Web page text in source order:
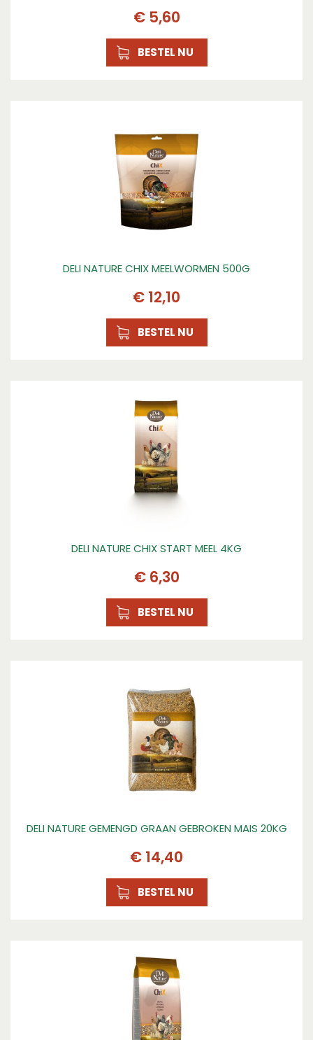
€ 5,60
BESTEL NU
DELI NATURE CHIX MEELWORMEN 500G
€ 12,10
BESTEL NU
DELI NATURE CHIX START MEEL 4KG
€ 6,30
BESTEL NU
DELI NATURE GEMENGD GRAAN GEBROKEN MAIS 20KG
€ 14,40
BESTEL NU